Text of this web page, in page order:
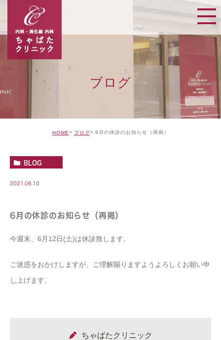
ブログ
HOME ブログ 6月の休診のお知らせ（再掲）
BLOG
2021.06.10
6月の休診のお知らせ（再掲）
今週末、6月12日(土)は休診致します。
ご迷惑をおかけしますが、ご理解賜りますようよろしくお願い申
し上げます。
ちゃばたクリニック